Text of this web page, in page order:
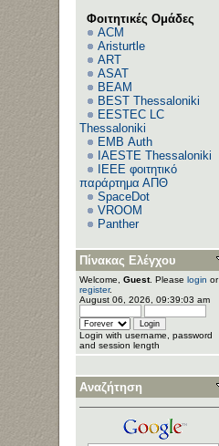
Φοιτητικές Ομάδες
ACM
Aristurtle
ART
ASAT
BEAM
BEST Thessaloniki
EESTEC LC
Thessaloniki
EΜΒ Auth
IAESTE Thessaloniki
IEEE φοιτητικό
παράρτημα ΑΠΘ
SpaceDot
VROOM
Panther
Πίνακας Ελέγχου
Welcome, Guest. Please login or
register.
August 06, 2026, 09:39:03 am
Login with username, password
and session length
Αναζήτηση